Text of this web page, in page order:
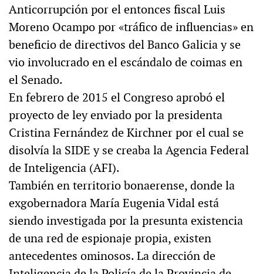
Anticorrupción por el entonces fiscal Luis
Moreno Ocampo por «tráfico de influencias» en
beneficio de directivos del Banco Galicia y se
vio involucrado en el escándalo de coimas en
el Senado.
En febrero de 2015 el Congreso aprobó el
proyecto de ley enviado por la presidenta
Cristina Fernández de Kirchner por el cual se
disolvía la SIDE y se creaba la Agencia Federal
de Inteligencia (AFI).
También en territorio bonaerense, donde la
exgobernadora María Eugenia Vidal está
siendo investigada por la presunta existencia
de una red de espionaje propia, existen
antecedentes ominosos. La dirección de